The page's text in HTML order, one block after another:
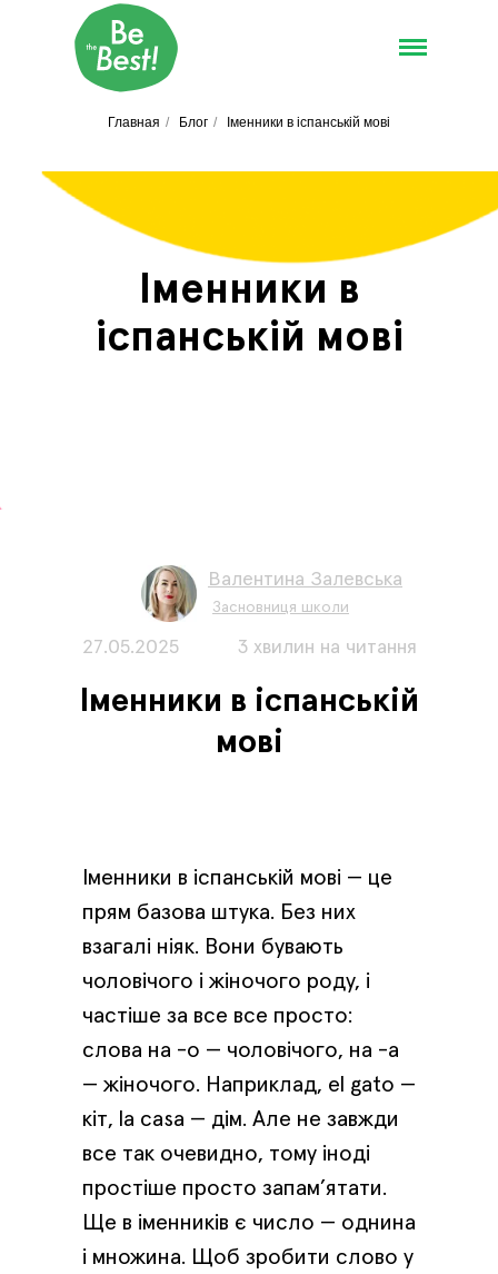
Главная / Блог / Іменники в іспанській мові
Іменники в
іспанській мові
27.05.2025 3 хвилин на читання
Іменники в іспанській
мові
Валентина Залевська
Засновниця школи
Іменники в іспанській мові — це
прям базова штука. Без них
взагалі ніяк. Вони бувають
чоловічого і жіночого роду, і
частіше за все все просто:
слова на -о — чоловічого, на -а
— жіночого. Наприклад, el gato —
кіт, la casa — дім. Але не завжди
все так очевидно, тому іноді
простіше просто запам’ятати.
Ще в іменників є число — однина
і множина. Щоб зробити слово у